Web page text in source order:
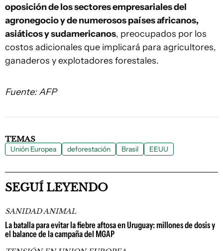
oposición de los sectores empresariales del
agronegocio y de numerosos países africanos,
asiáticos y sudamericanos, preocupados por los
costos adicionales que implicará para agricultores,
ganaderos y explotadores forestales.
Fuente: AFP
TEMAS
Unión Europea deforestación Brasil EEUU
SEGUÍ LEYENDO
SANIDAD ANIMAL
La batalla para evitar la fiebre aftosa en Uruguay: millones de dosis y
el balance de la campaña del MGAP